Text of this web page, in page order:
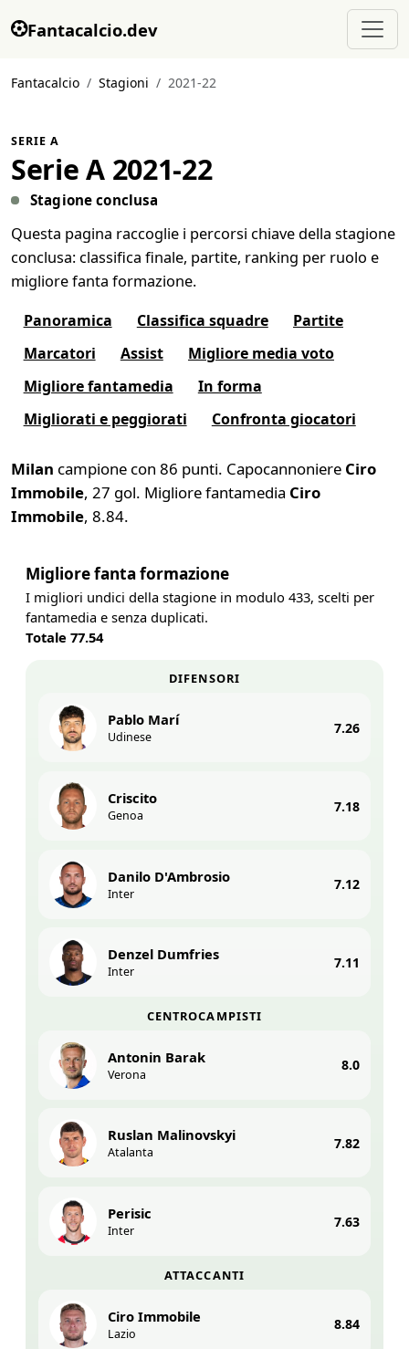
Fantacalcio.dev
Fantacalcio Stagioni 2021-22
SERIE A
Serie A 2021-22
Stagione conclusa
Questa pagina raccoglie i percorsi chiave della stagione
conclusa: classifica finale, partite, ranking per ruolo e
migliore fanta formazione.
Panoramica
Classifica squadre
Partite
Marcatori
Assist
Migliore media voto
Migliore fantamedia
In forma
Migliorati e peggiorati
Confronta giocatori
Milan campione con 86 punti. Capocannoniere Ciro
Immobile, 27 gol. Migliore fantamedia Ciro
Immobile, 8.84.
Migliore fanta formazione
I migliori undici della stagione in modulo 433, scelti per
fantamedia e senza duplicati.
Totale 77.54
DIFENSORI
Pablo Marí
Udinese
7.26
Criscito
Genoa
7.18
Danilo D'Ambrosio
Inter
7.12
Denzel Dumfries
Inter
7.11
CENTROCAMPISTI
Antonin Barak
Verona
8.0
Ruslan Malinovskyi
Atalanta
7.82
Perisic
Inter
7.63
ATTACCANTI
Ciro Immobile
Lazio
8.84